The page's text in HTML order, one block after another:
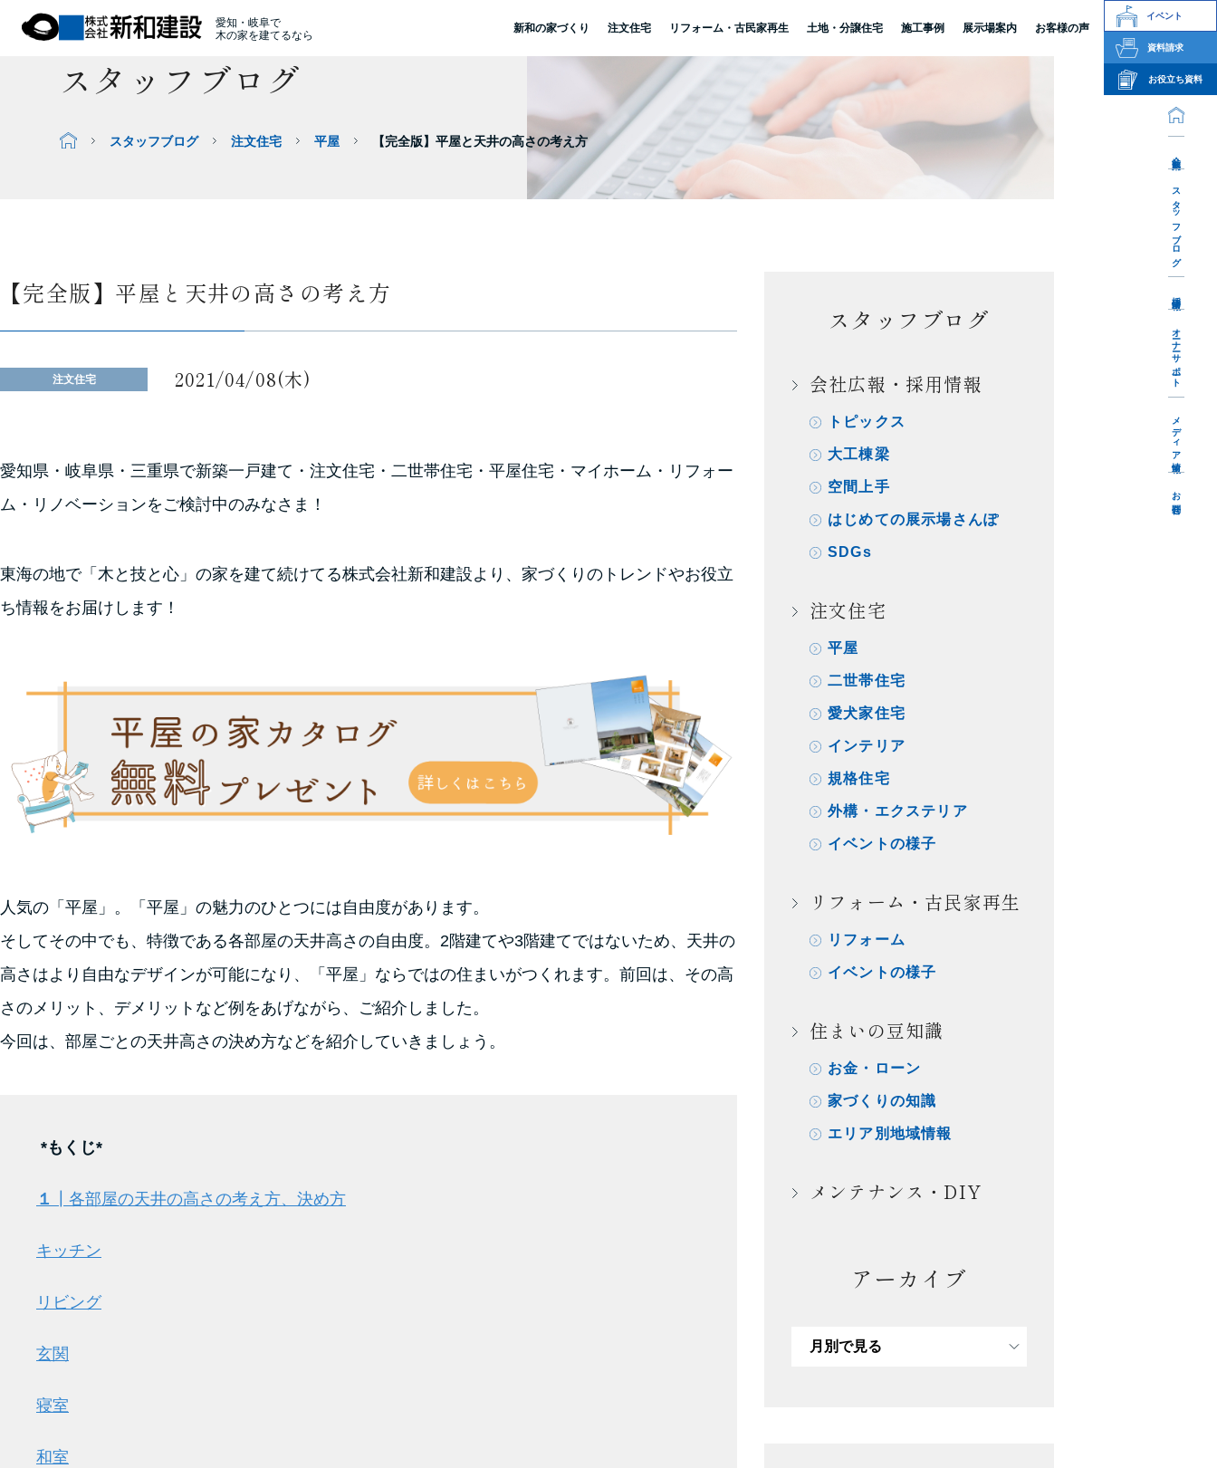
愛知・岐阜で
木の家を建てるなら
新和の家づくり 注文住宅 リフォーム・古民家再生 土地・分譲住宅 施工事例 展示場案内 お客様の声
イベント
資料請求
お役立ち資料
スタッフブログ
オーナーサポート
メディア情報
お問合せ
スタッフブログ
スタッフブログ 注文住宅 平屋 【完全版】平屋と天井の高さの考え方
【完全版】平屋と天井の高さの考え方
注文住宅 2021/04/08(木)
愛知県・岐阜県・三重県で新築一戸建て・注文住宅・二世帯住宅・平屋住宅・マイホーム・リフォー
ム・リノベーションをご検討中のみなさま！
東海の地で「木と技と心」の家を建て続けてる株式会社新和建設より、家づくりのトレンドやお役立
ち情報をお届けします！
人気の「平屋」。「平屋」の魅力のひとつには自由度があります。
そしてその中でも、特徴である各部屋の天井高さの自由度。2階建てや3階建てではないため、天井の
高さはより自由なデザインが可能になり、「平屋」ならではの住まいがつくれます。前回は、その高
さのメリット、デメリットなど例をあげながら、ご紹介しました。
今回は、部屋ごとの天井高さの決め方などを紹介していきましょう。
*もくじ*
１ ┃各部屋の天井の高さの考え方、決め方
キッチン
リビング
玄関
寝室
和室
スタッフブログ
会社広報・採用情報
トピックス
大工棟梁
空間上手
はじめての展示場さんぽ
SDGs
注文住宅
平屋
二世帯住宅
愛犬家住宅
インテリア
規格住宅
外構・エクステリア
イベントの様子
リフォーム・古民家再生
リフォーム
イベントの様子
住まいの豆知識
お金・ローン
家づくりの知識
エリア別地域情報
メンテナンス・DIY
アーカイブ